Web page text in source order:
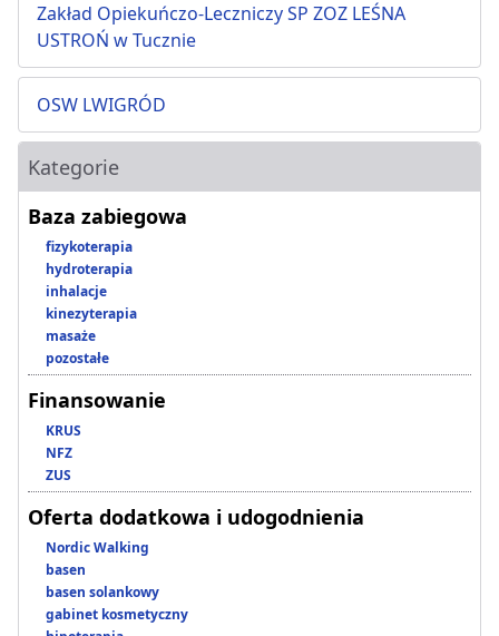
Zakład Opiekuńczo-Leczniczy SP ZOZ LEŚNA
USTROŃ w Tucznie
OSW LWIGRÓD
Kategorie
Baza zabiegowa
fizykoterapia
hydroterapia
inhalacje
kinezyterapia
masaże
pozostałe
Finansowanie
KRUS
NFZ
ZUS
Oferta dodatkowa i udogodnienia
Nordic Walking
basen
basen solankowy
gabinet kosmetyczny